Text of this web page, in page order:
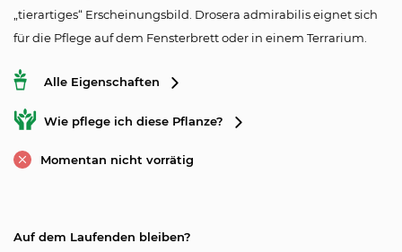
„tierartiges“ Erscheinungsbild. Drosera admirabilis eignet sich
für die Pflege auf dem Fensterbrett oder in einem Terrarium.
Alle Eigenschaften
Wie pflege ich diese Pflanze?
Momentan nicht vorrätig
Auf dem Laufenden bleiben?